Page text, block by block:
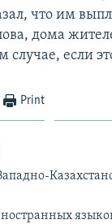
что им
дома
случае, если
Print